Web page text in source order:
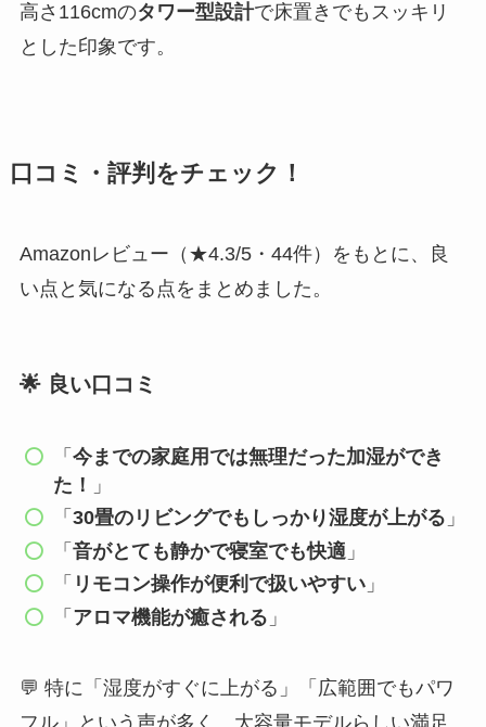
高さ116cmのタワー型設計で床置きでもスッキリ
とした印象です。
口コミ・評判をチェック！
Amazonレビュー（★4.3/5・44件）をもとに、良
い点と気になる点をまとめました。
🌟 良い口コミ
「今までの家庭用では無理だった加湿ができ
た！
」
「30畳のリビングでもしっかり湿度が上がる 」
「音がとても静かで寝室でも快適 」
「 リモコン操作が便利で扱いやすい 」
「 アロマ機能が癒される 」
💬 特に「湿度がすぐに上がる」「広範囲でもパワ
フル」という声が多く、大容量モデルらしい満足